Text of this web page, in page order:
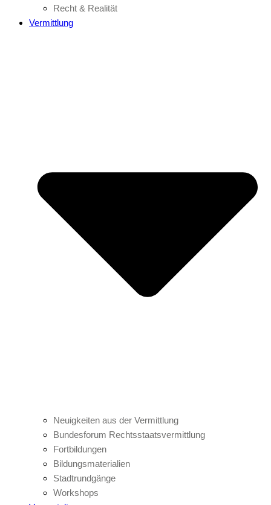
Recht & Realität
Vermittlung
Neuigkeiten aus der Vermittlung
Bundesforum Rechtsstaatsvermittlung
Fortbildungen
Bildungsmaterialien
Stadtrundgänge
Workshops